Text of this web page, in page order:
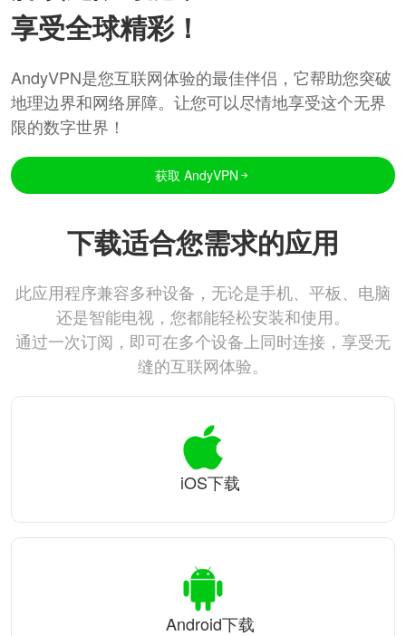
享受全球精彩！
AndyVPN是您互联网体验的最佳伴侣，它帮助您突破
地理边界和网络屏障。让您可以尽情地享受这个无界
限的数字世界！
获取 AndyVPN
下载适合您需求的应用
此应用程序兼容多种设备，无论是手机、平板、电脑
还是智能电视，您都能轻松安装和使用。
通过一次订阅，即可在多个设备上同时连接，享受无
缝的互联网体验。
iOS下载
Android下载